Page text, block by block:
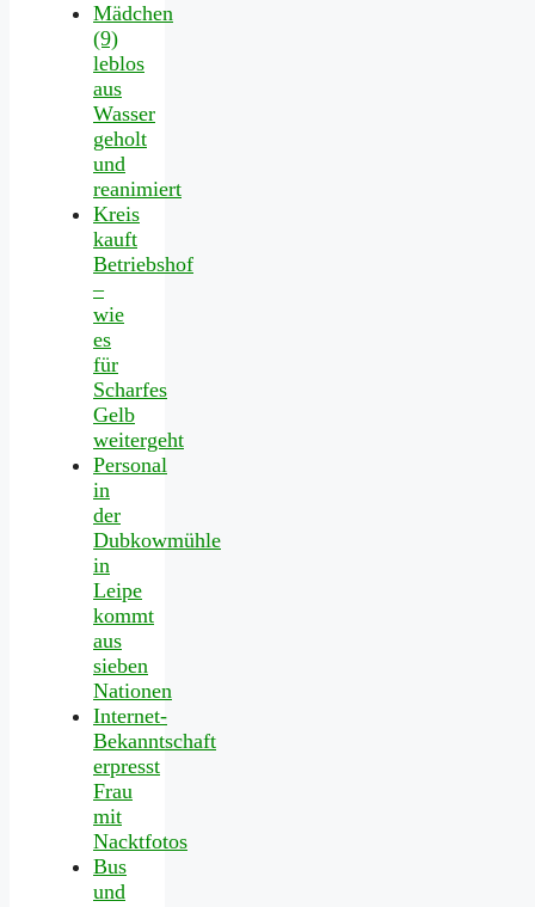
Mädchen
(9)
leblos
aus
Wasser
geholt
und
reanimiert
Kreis
kauft
Betriebshof
–
wie
es
für
Scharfes
Gelb
weitergeht
Personal
in
der
Dubkowmühle
in
Leipe
kommt
aus
sieben
Nationen
Internet-
Bekanntschaft
erpresst
Frau
mit
Nacktfotos
Bus
und